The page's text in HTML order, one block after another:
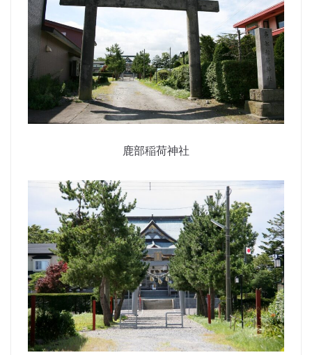
鹿部稲荷神社